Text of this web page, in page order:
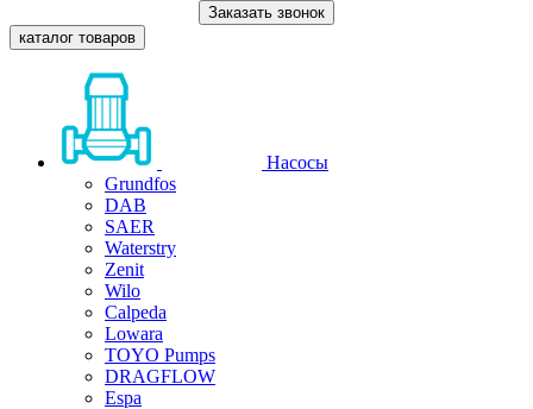
Заказать звонок
каталог товаров
Насосы
Grundfos
DAB
SAER
Waterstry
Zenit
Wilo
Calpeda
Lowara
TOYO Pumps
DRAGFLOW
Espa